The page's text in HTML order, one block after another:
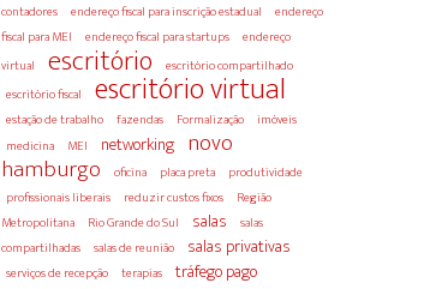
contadores
endereço fiscal para inscrição estadual
endereço
fiscal para MEI
endereço fiscal para startups
endereço
virtual
escritório
escritório compartilhado
escritório fiscal
escritório virtual
estação de trabalho fazendas Formalização
imóveis
medicina
MEI networking novo
hamburgo oficina placa preta
produtividade
profissionais liberais
reduzir custos fixos
Região
Metropolitana
Rio Grande do Sul salas
salas
compartilhadas
salas de reunião salas privativas
serviços de recepção terapias tráfego pago